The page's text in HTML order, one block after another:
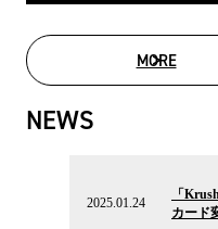
MOREMOVIE
NEWS
2025.01.24
「
カード